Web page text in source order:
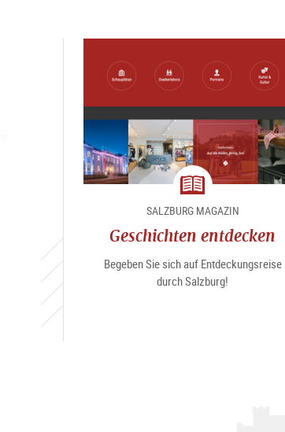
Magazin
SALZBURG MAGAZIN
Geschichten entdecken
Begeben Sie sich auf Entdeckungsreise
durch Salzburg!